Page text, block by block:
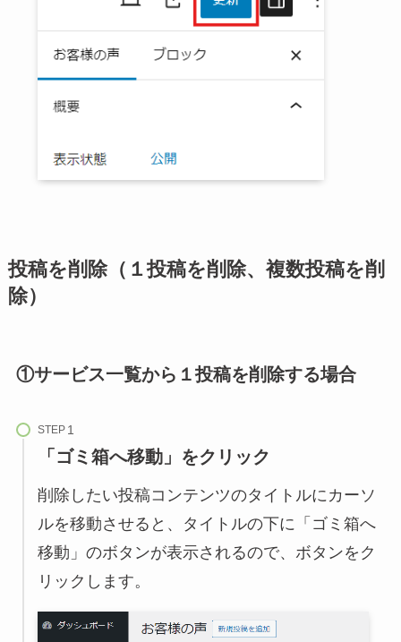
投稿を削除（１投稿を削除、複数投稿を削
除）
①サービス一覧から１投稿を削除する場合
STEP
「ゴミ箱へ移動」をクリック
削除したい投稿コンテンツのタイトルにカーソ
ルを移動させると、タイトルの下に「ゴミ箱へ
移動」のボタンが表示されるので、ボタンをク
リックします。